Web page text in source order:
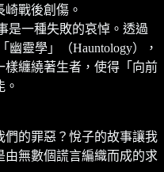
戰後創傷。
是一種失敗的哀悼。透過
幽靈學」（Hauntology），
纏繞著生者，使得「向前
的罪惡？悅子的故事讓我
無數個謊言編織而成的求